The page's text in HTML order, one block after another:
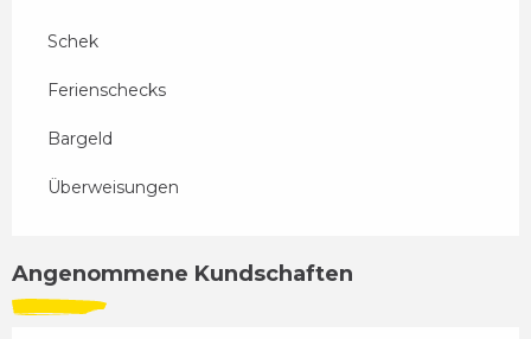
Schek
Ferienschecks
Bargeld
Überweisungen
Angenommene Kundschaften